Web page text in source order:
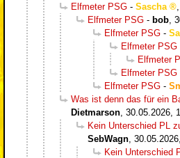
Elfmeter PSG - Sascha
Elfmeter PSG - bob
Elfmeter PSG -
Elfmeter PSG
Elfmeter
Elfmeter PSG
Elfmeter PSG -
Was ist denn das für ein
Dietmarson 30.05.2026,
Kein Unterschied PL
SebWagn
Kein Unterschied